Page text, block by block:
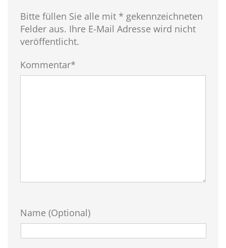
Bitte füllen Sie alle mit * gekennzeichneten
Felder aus. Ihre E-Mail Adresse wird nicht
veröffentlicht.
Kommentar*
Name (Optional)